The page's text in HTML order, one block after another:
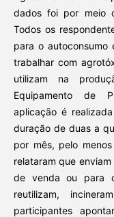
dados foi por meio
Todos os
para o autoconsumo
trabalhar com
utilizam na
Equipamento de
aplicação é
duração de duas a
por mês, pelo
relataram que
de venda ou para
reutilizam,
participantes